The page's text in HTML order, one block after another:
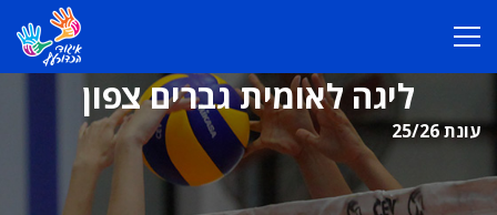
ליגה לאומית גברים צפון
עונת 25/26